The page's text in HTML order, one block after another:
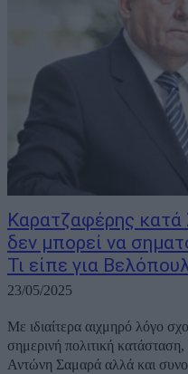
Καρατζαφέρης
δεν μπορεί να
Τι είπε για
23/05/2025
Με ιδιαίτερα αιχμηρό λόγο
σημερινή πολιτική
Αντώνη Σαμαρά αλλά και